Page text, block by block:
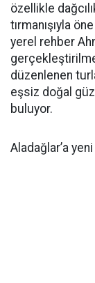
özellikle
tırmanışıyla
yerel rehber
düzenlenen
eşsiz doğal
buluyor.
Aladağlar’a